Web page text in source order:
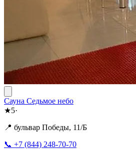
Сауна Седьмое небо
★5·
📍 бульвар Победы, 11/Б
📞 +7 (844) 248-70-70